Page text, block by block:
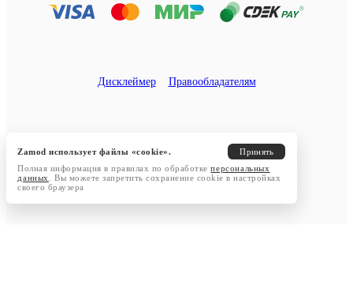
Дисклеймер Правообладателям
Zamod использует файлы «cookie».
Принять
Полная информация в правилах по обработкеперсональных
данных
. Вы можете запретить сохранение cookie в настройках
своего браузера